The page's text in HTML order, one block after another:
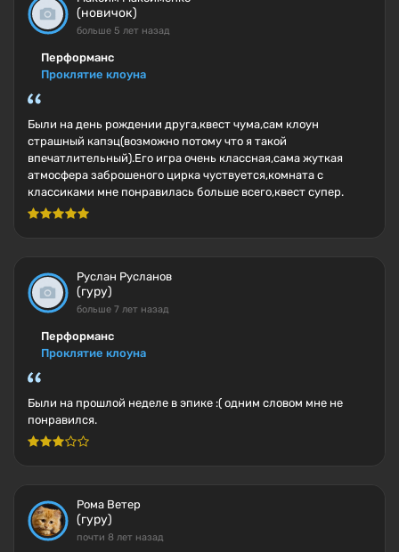
(новичок)
больше 5 лет назад
Перформанс
Проклятие клоуна
Были на день рождении друга,квест чума,сам клоун
страшный капэц(возможно потому что я такой
впечатлительный).Его игра очень классная,сама жуткая
атмосфера заброшеного цирка чуствуется,комната с
классиками мне понравилась больше всего,квест супер.
Руслан Русланов
(гуру)
больше 7 лет назад
Перформанс
Проклятие клоуна
Были на прошлой неделе в эпике :( одним словом мне не
понравился.
Рома Ветер
(гуру)
почти 8 лет назад